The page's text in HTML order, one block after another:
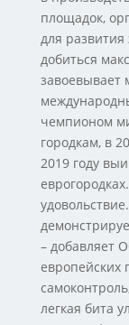
площадок,
для развития
добиться
завоевывает
чемпионом
городкам, в
2019 году
– добавляет
легкая бита